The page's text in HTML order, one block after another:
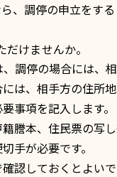
、調停の申立をする
けませんか。
、調停の場合には
は、相手方の住所
事項を記入します。
謄本、住民票の写し
手が必要です。
認しておくとよいで